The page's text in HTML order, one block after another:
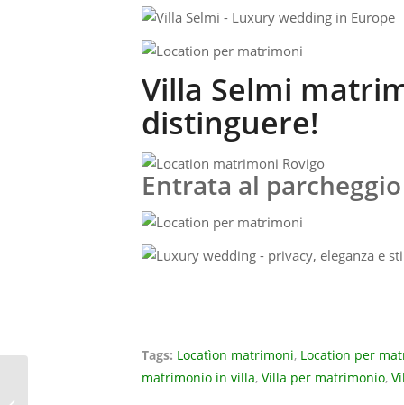
Villa Selmi
distinguere!
Entrata al
Tags: Locatìon matrimoni, Location per
matrimonio in villa, Villa per matrimonio,
LOCATION MATRIMONI